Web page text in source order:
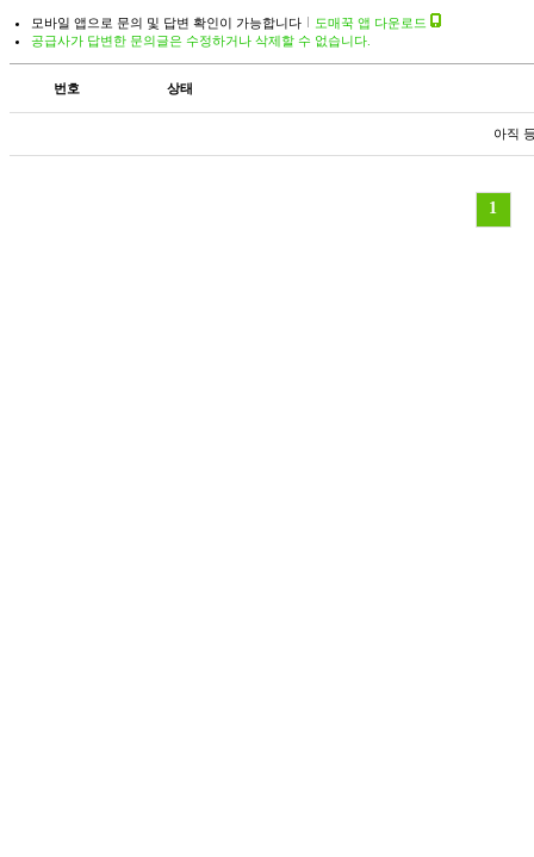
모바일 앱으로 문의 및 답변 확인이 가능합니다
도매꾹 앱 다운로드
공급사가 답변한 문의글은 수정하거나 삭제할 수 없습니다.
번호 상태
아직
1